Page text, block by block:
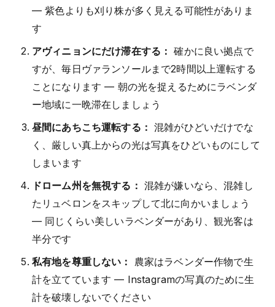
— 紫色よりも刈り株が多く見える可能性がありま
す
アヴィニョンにだけ滞在する： 確かに良い拠点で
すが、毎日ヴァランソールまで2時間以上運転する
ことになります — 朝の光を捉えるためにラベンダ
ー地域に一晩滞在しましょう
昼間にあちこち運転する： 混雑がひどいだけでな
く、厳しい真上からの光は写真をひどいものにして
しまいます
ドローム州を無視する： 混雑が嫌いなら、混雑し
たリュベロンをスキップして北に向かいましょう
— 同じくらい美しいラベンダーがあり、観光客は
半分です
私有地を尊重しない：
農家はラベンダー作物で生
計を立てています — Instagramの写真のために生
計を破壊しないでください